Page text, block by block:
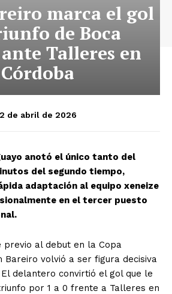
marca el gol
de Boca
Talleres en
Córdoba
2 de abril de 2026
anotó el único tanto del
del segundo tiempo,
adaptación al equipo xeneize
en el tercer puesto
previo al debut en la Copa
Bareiro volvió a ser figura decisiva
delantero convirtió el gol que le
por 1 a 0 frente a Talleres en